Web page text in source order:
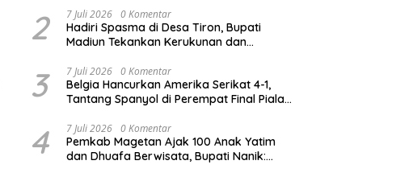
2 7 Juli 2026 0 Komentar
Hadiri Spasma di Desa Tiron, Bupati
Madiun Tekankan Kerukunan dan
3 7 Juli 2026 0 Komentar
Belgia Hancurkan Amerika Serikat 4-1,
Tantang Spanyol di Perempat Final Piala
4 7 Juli 2026 0 Komentar
Pemkab Magetan Ajak 100 Anak Yatim
dan Dhuafa Berwisata, Bupati Nanik: